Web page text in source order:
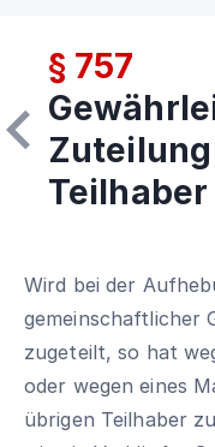
§ 757
Teilhaber
Wird bei der
gemeinschaftlicher
zugeteilt, so hat
oder wegen eines
übrigen Teilhaber